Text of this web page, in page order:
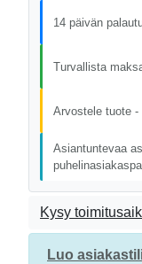
14 päivän
Turvallista
Arvostele tuote
Asiantuntevaa
Kysy
Luo